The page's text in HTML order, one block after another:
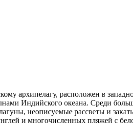
архипелагу, расположен в
Индийского океана. Среди
неописуемые рассветы и
и многочисленных пляжей с